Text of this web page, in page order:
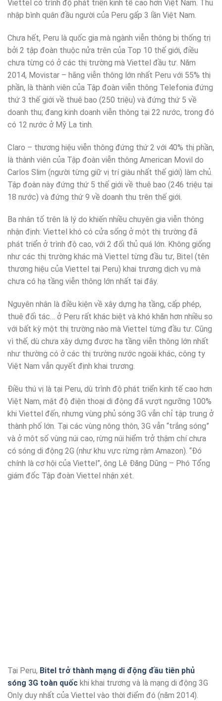
Viettel có trình độ phát triển kinh tế cao hơn Việt Nam. Thu
nhập bình quân đầu người của Peru gấp 3 lần Việt Nam.
Chưa hết, Peru là quốc gia mà ngành viễn thông bị thống trị
bởi 2 tập đoàn thuộc nửa trên của Top 10 thế giới, điều
chưa từng có ở các thị trường mà Viettel đầu tư. Năm
2014, Movistar – hãng viễn thông lớn nhất Peru với 55% thị
phần, là thành viên của Tập đoàn viễn thông Telefonia đứng
thứ 3 thế giới về thuê bao (250 triệu) và đứng thứ 5 về
doanh thu; đang kinh doanh viễn thông tại 22 nước, trong đó
có 12 nước ở Mỹ La tinh.
Claro – thương hiệu viễn thông đứng thứ 2 với 40% thị phần,
là thành viên của Tập đoàn viễn thông American Movil do
Carlos Slim (người từng giữ vị trí giàu nhất thế giới) làm chủ.
Tập đoàn này đứng thứ 5 thế giới về thuê bao (246 triệu tại
18 nước) và đứng thứ 9 về doanh thu trên thế giới.
Ba nhân tố trên là lý do khiến nhiều chuyên gia viễn thông
nhận định: Viettel khó có cửa sống ở một thị trường đã
phát triển ở trình độ cao, với 2 đối thủ quá lớn. Không giống
như các thị trường khác mà Viettel từng đầu tư, Bitel (tên
thương hiệu của Viettel tại Peru) khai trương dịch vụ mà
chưa có hạ tầng viễn thông lớn nhất tại đây.
Nguyên nhân là điều kiện về xây dựng hạ tầng, cấp phép,
thuê đối tác… ở Peru rất khác biệt và khó khăn hơn nhiều so
với bất kỳ một thị trường nào mà Viettel từng đầu tư. Cũng
vì thế, dù chưa xây dựng được hạ tầng viễn thông lớn nhất
như thường có ở các thị trường nước ngoài khác, công ty
Việt Nam vẫn quyết định khai trương.
Điều thú vị là tại Peru, dù trình độ phát triển kinh tế cao hơn
Việt Nam, mật độ điện thoại di động đã vượt ngưỡng 100%
khi Viettel đến, nhưng vùng phủ sóng 3G vẫn chỉ tập trung ở
thành phố lớn. Tại các vùng nông thôn, 3G vẫn “trắng sóng”
và ở môt số vùng núi cao, rừng núi hiểm trở thậm chí chưa
có sóng di động 2G (như khu vực rừng rậm Amazon). “Đó
chính là cơ hội của Viettel”, ông Lê Đăng Dũng – Phó Tổng
giám đốc Tập đoàn Viettel nhận xét.
Tại Peru, Bitel trở thành mạng di động đầu tiên phủ
sóng 3G toàn quốc khi khai trương và là mạng di động 3G
Only duy nhất của Viettel vào thời điểm đó (năm 2014).